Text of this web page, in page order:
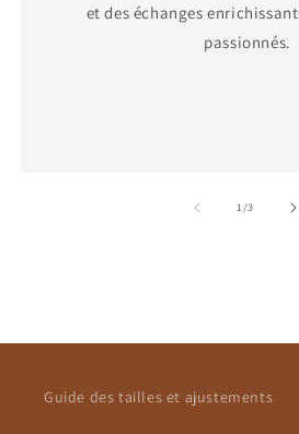
et des échanges
passionnés.
1/de
3
Guide des tailles et ajustements